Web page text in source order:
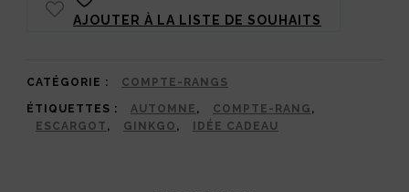
Turbo
et
son
AJOUTER À LA LISTE DE SOUHAITS
CATÉGORIE : COMPTE-RANGS
ÉTIQUETTES : AUTOMNE , COMPTE-RANG ,
ESCARGOT , GINKGO , IDÉE CADEAU